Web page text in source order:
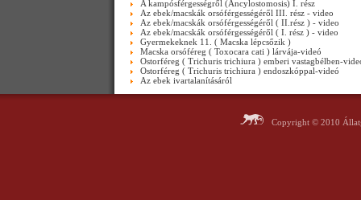
A kampósférgességről (Ancylostomosis) I. rész
Az ebek/macskák orsóférgességéről III. rész - video
Az ebek/macskák orsóférgességéről ( II.rész ) - video
Az ebek/macskák orsóférgességéről ( I. rész ) - video
Gyermekeknek 11. ( Macska lépcsőzik )
Macska orsóféreg ( Toxocara cati ) lárvája-videó
Ostorféreg ( Trichuris trichiura ) emberi vastagbélben-
Ostorféreg ( Trichuris trichiura ) endoszkóppal-videó
Az ebek ivartalanításáról
Copyright © 2010